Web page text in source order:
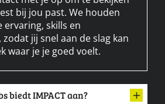
bij jou past. We houden
ervaring, skills en
jij snel aan de slag kan
waar je je goed voelt.
biedt IMPACT aan?